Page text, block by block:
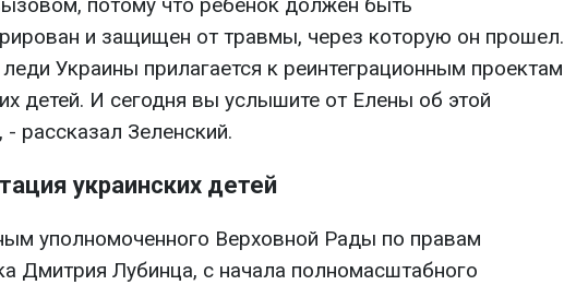
и защищен от травмы, через которую он прошел.
Украины прилагается к реинтеграционным проектам
детей. И сегодня вы услышите от Елены об этой
- рассказал Зеленский.
украинских детей
уполномоченного Верховной Рады по правам
Дмитрия Лубинца, с начала полномасштабного